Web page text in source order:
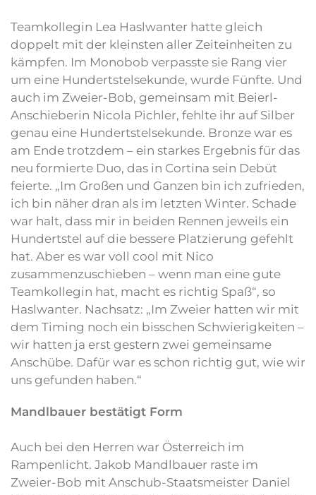
Teamkollegin Lea Haslwanter hatte gleich
doppelt mit der kleinsten aller Zeiteinheiten zu
kämpfen. Im Monobob verpasste sie Rang vier
um eine Hundertstelsekunde, wurde Fünfte. Und
auch im Zweier-Bob, gemeinsam mit Beierl-
Anschieberin Nicola Pichler, fehlte ihr auf Silber
genau eine Hundertstelsekunde. Bronze war es
am Ende trotzdem – ein starkes Ergebnis für das
neu formierte Duo, das in Cortina sein Debüt
feierte. „Im Großen und Ganzen bin ich zufrieden,
ich bin näher dran als im letzten Winter. Schade
war halt, dass mir in beiden Rennen jeweils ein
Hundertstel auf die bessere Platzierung gefehlt
hat. Aber es war voll cool mit Nico
zusammenzuschieben – wenn man eine gute
Teamkollegin hat, macht es richtig Spaß“, so
Haslwanter. Nachsatz: „Im Zweier hatten wir mit
dem Timing noch ein bisschen Schwierigkeiten –
wir hatten ja erst gestern zwei gemeinsame
Anschübe. Dafür war es schon richtig gut, wie wir
uns gefunden haben.“
Mandlbauer bestätigt Form
Auch bei den Herren war Österreich im
Rampenlicht. Jakob Mandlbauer raste im
Zweier-Bob mit Anschub-Staatsmeister Daniel